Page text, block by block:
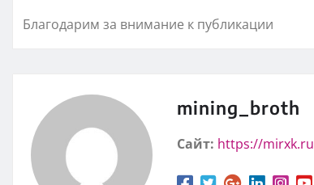
Благодарим за внимание к публикации
mining_broth
Сайт: https://mirxk.ru